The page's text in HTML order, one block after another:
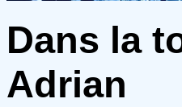
Dans la
Adrian